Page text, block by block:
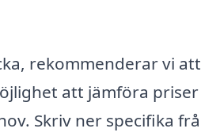
rekommenderar vi
att jämföra priser
Skriv ner specifika